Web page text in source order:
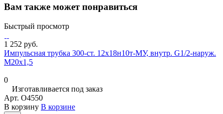
Вам также может понравиться
Быстрый просмотр
1 252 руб.
Импульсная трубка 300-ст. 12х18н10т-МУ, внутр. G1/2-наруж.
М20х1,5
0
Изготавливается под заказ
Арт. O4550
В корзину В корзине